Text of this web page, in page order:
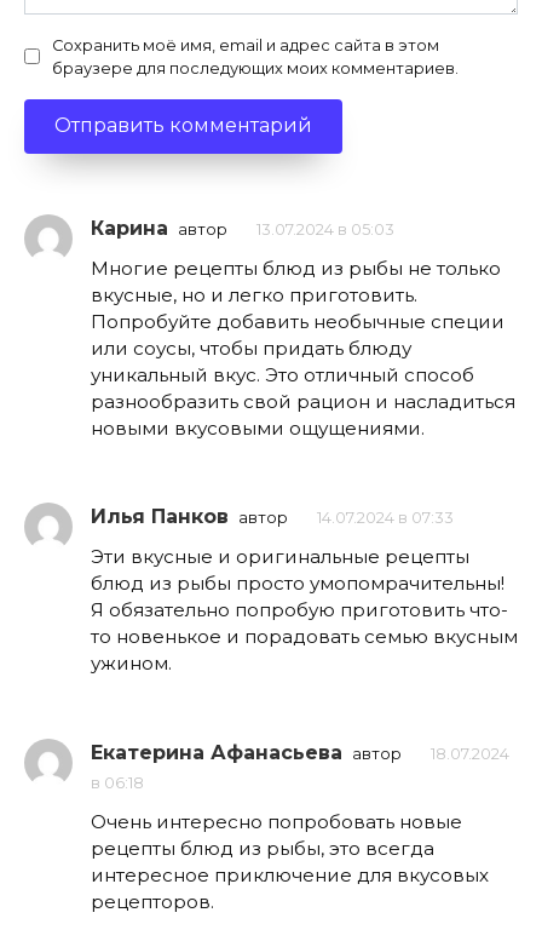
Сохранить моё имя, email и адрес сайта в этом
браузере для последующих моих комментариев.
Карина автор 13.07.2024 в 05:03
Многие рецепты блюд из рыбы не только
вкусные, но и легко приготовить.
Попробуйте добавить необычные специи
или соусы, чтобы придать блюду
уникальный вкус. Это отличный способ
разнообразить свой рацион и насладиться
новыми вкусовыми ощущениями.
Илья Панков автор 14.07.2024 в 07:33
Эти вкусные и оригинальные рецепты
блюд из рыбы просто умопомрачительны!
Я обязательно попробую приготовить что-
то новенькое и порадовать семью вкусным
ужином.
Екатерина Афанасьева автор
18.07.2024
в 06:18
Очень интересно попробовать новые
рецепты блюд из рыбы, это всегда
интересное приключение для вкусовых
рецепторов.